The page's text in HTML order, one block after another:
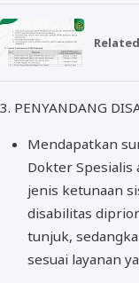
3. PENYANDANG
Mendapatkan
Dokter Spesialis
jenis ketunaan
disabilitas
tunjuk,
sesuai layanan